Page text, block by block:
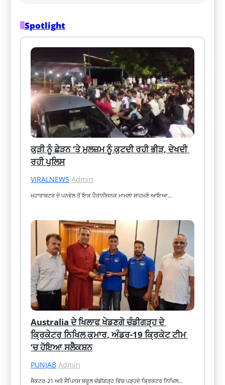
Spotlight
ਕੁੜੀ ਨੂੰ ਛੇੜਨ ‘ਤੇ ਮੁਲਜ਼ਮ ਨੂੰ ਕੁਟਦੀ ਰਹੀ ਭੀੜ, ਦੇਖਦੀ
ਰਹੀ ਪੁਲਿਸ
VIRALNEWS·Admin
ਮਹਾਰਾਸ਼ਟਰ ਦੇ ਪਨਵੇਲ ਤੋਂ ਇਕ ਹੈਰਾਨੀਜਨਕ ਮਾਮਲਾ ਸਾਹਮਣੇ ਆਇਆ…
Australia ਦੇ ਖਿਲਾਫ ਖੇਡਣਗੇ ਚੰਡੀਗੜ੍ਹ ਦੇ
ਕ੍ਰਿਕੇਟਰ ਨਿਖਿਲ ਕੁਮਾਰ, ਅੰਡਰ-19 ਕ੍ਰਿਕੇਟ ਟੀਮ
‘ਚ ਹੋਇਆ ਸਲੈਕਸ਼ਨ
PUNJAB·Admin
ਸੈਕਟਰ-21 ਅਤੇ ਸੈਪਿਨਸ ਸਕੂਲ ਚੰਡੀਗੜ੍ਹ ਵਿੱਚ ਪੜ੍ਹਦੇ ਕ੍ਰਿਕਟਰ ਨਿਖਿਲ…